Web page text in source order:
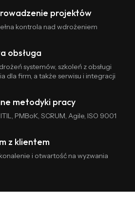
projektów
kontrola nad wdrożeniem
obsługa
systemów, szkoleń z obsługi
dla firm, a także serwisu i integracji
metodyki pracy
PMBoK, SCRUM, Agile, ISO 9001
z klientem
i otwartość na wyzwania